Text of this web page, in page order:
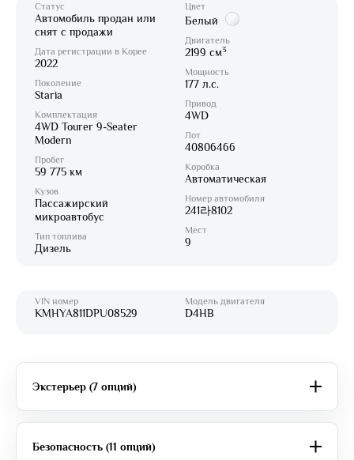
Статус
Автомобиль продан или
снят с продажи
Дата регистрации в Корее
2022
Поколение
Staria
Комплектация
4WD Tourer 9-Seater
Modern
Пробег
59 775 км
Кузов
Пассажирский
микроавтобус
Тип топлива
Дизель
Цвет
Белый
Двигатель
2199 см3
Мощность
177 л.с.
Привод
4WD
Лот
40806466
Коробка
Автоматическая
Номер автомобиля
241라8102
Мест
9
VIN номер
KMHYA811DPU08529
Модель двигателя
D4HB
Экстерьер (7 опций)
Безопасность (11 опций)